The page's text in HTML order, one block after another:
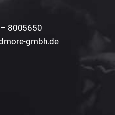
8005650
gmbh.de